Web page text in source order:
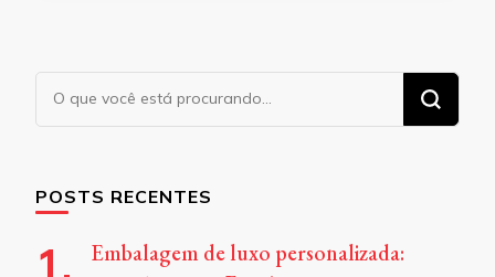
POSTS RECENTES
Embalagem de luxo personalizada: